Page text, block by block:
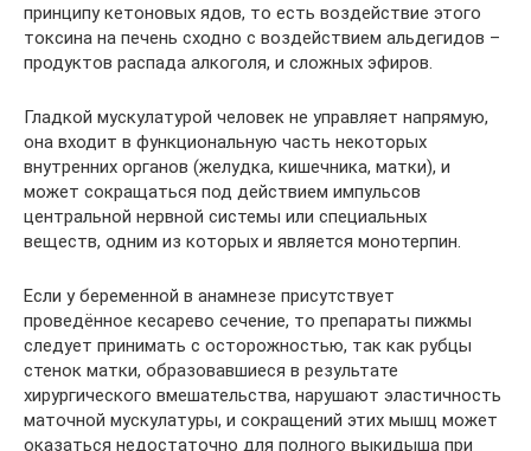
принципу кетоновых ядов, то есть воздействие этого
токсина на печень сходно с воздействием альдегидов –
продуктов распада алкоголя, и сложных эфиров.
Гладкой мускулатурой человек не управляет напрямую,
она входит в функциональную часть некоторых
внутренних органов (желудка, кишечника, матки), и
может сокращаться под действием импульсов
центральной нервной системы или специальных
веществ, одним из которых и является монотерпин.
Если у беременной в анамнезе присутствует
проведённое кесарево сечение, то препараты пижмы
следует принимать с осторожностью, так как рубцы
стенок матки, образовавшиеся в результате
хирургического вмешательства, нарушают эластичность
маточной мускулатуры, и сокращений этих мышц может
оказаться недостаточно для полного выкидыша при